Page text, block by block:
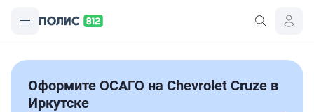
Оформите ОСАГО на Chevrolet Cruze в
Иркутске